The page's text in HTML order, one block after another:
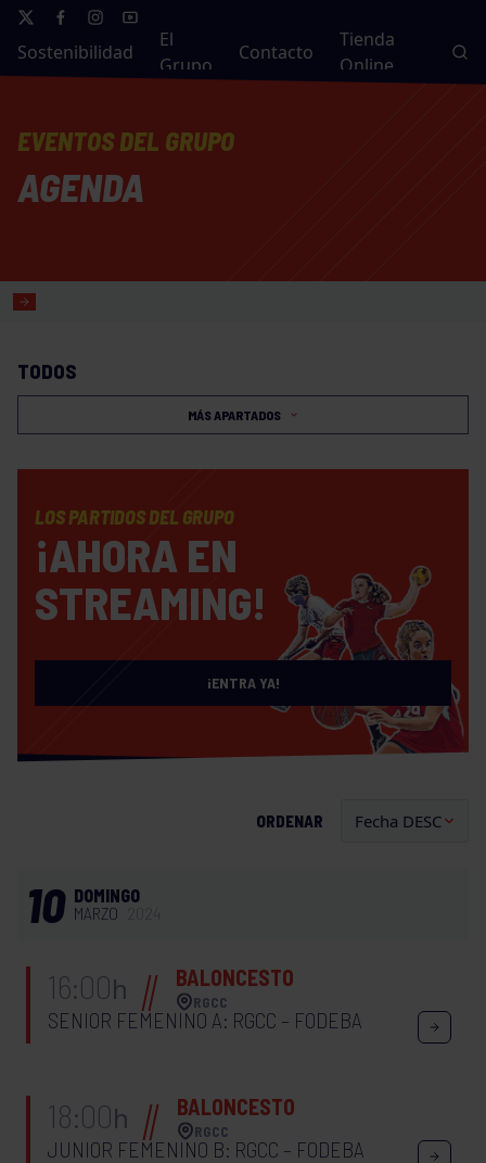
Sostenibilidad
El
Grupo
Contacto
Tienda
Online
EVENTOS DEL GRUPO
AGENDA
TODOS
MÁS APARTADOS
LOS PARTIDOS DEL GRUPO
¡AHORA EN
STREAMING!
¡ENTRA YA!
ORDENAR
10 DOMINGO
MARZO
16:00h BALONCESTO
RGCC
SENIOR FEMENINO A: RGCC – FODEBA
18:00h BALONCESTO
RGCC
JUNIOR FEMENINO B: RGCC – FODEBA